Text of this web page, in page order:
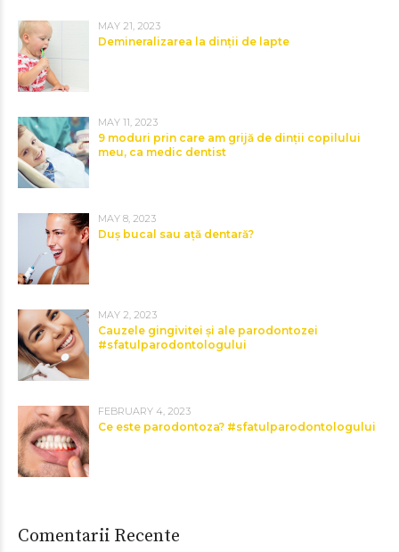
MAY 21, 2023
Demineralizarea la dinții de lapte
MAY 11, 2023
9 moduri prin care am grijă de dinții copilului
meu, ca medic dentist
MAY 8, 2023
Duș bucal sau ață dentară?
MAY 2, 2023
Cauzele gingivitei și ale parodontozei
#sfatulparodontologului
FEBRUARY 4, 2023
Ce este parodontoza? #sfatulparodontologului
Comentarii Recente